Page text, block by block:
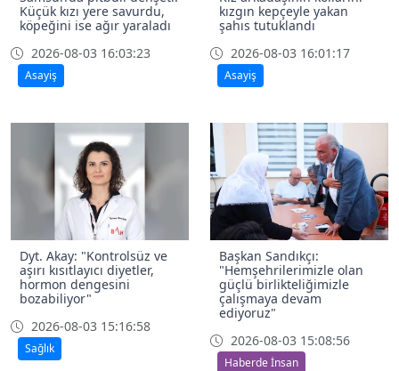
Küçük kızı yere savurdu,
köpeğini ise ağır yaraladı
2026-08-03 16:03:23
Asayiş
kızgın kepçeyle yakan
şahıs tutuklandı
2026-08-03 16:01:17
Asayiş
Dyt. Akay: "Kontrolsüz ve
aşırı kısıtlayıcı diyetler,
hormon dengesini
bozabiliyor"
2026-08-03 15:16:58
Sağlık
Başkan Sandıkçı:
"Hemşehrilerimizle olan
güçlü birlikteliğimizle
çalışmaya devam
ediyoruz"
2026-08-03 15:08:56
Haberde İnsan